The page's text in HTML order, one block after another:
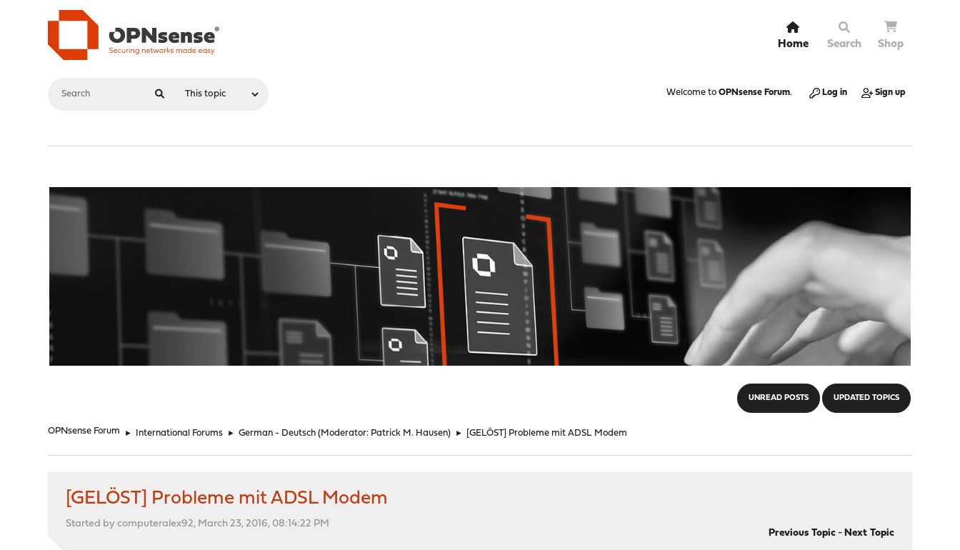
Home Search Shop
Welcome to OPNsense Forum. Log in Sign up
UNREAD POSTS UPDATED TOPICS
OPNsense Forum ► International Forums ► German - Deutsch (Moderator: Patrick M. Hausen) ► [GELÖST] Probleme mit ADSL Modem
[GELÖST] Probleme mit ADSL Modem
Started by computeralex92, March 23, 2016, 08:14:22 PM
Previous Topic- Next Topic